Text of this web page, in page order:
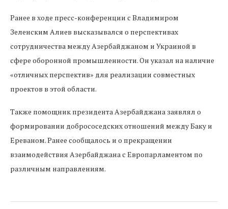
Ранее в ходе пресс-конференции с Владимиром
Зеленским Алиев высказывался о перспективах
сотрудничества между Азербайджаном и Украиной в
сфере оборонной промышленности. Он указал на наличие
«отличных перспектив» для реализации совместных
проектов в этой области.
Также помощник президента Азербайджана заявлял о
формировании добрососедских отношений между Баку и
Ереваном. Ранее сообщалось и о прекращении
взаимодействия Азербайджана с Европарламентом по
различным направлениям.